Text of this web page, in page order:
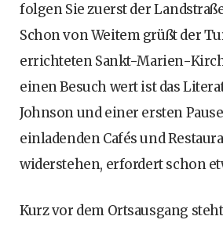
folgen Sie zuerst der
Schon von Weitem grüßt der
errichteten Sankt-Marien-
einen Besuch wert ist das
Johnson und einer ersten
einladenden Cafés und
widerstehen, erfordert schon
Kurz vor dem Ortsausgang